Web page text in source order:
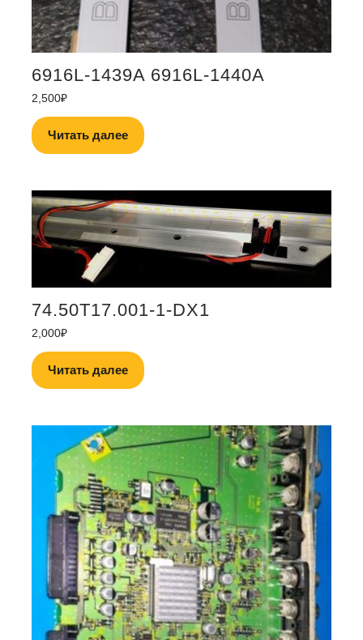
6916L-1439A 6916L-1440A
2,500₽
Читать далее
74.50T17.001-1-DX1
2,000₽
Читать далее